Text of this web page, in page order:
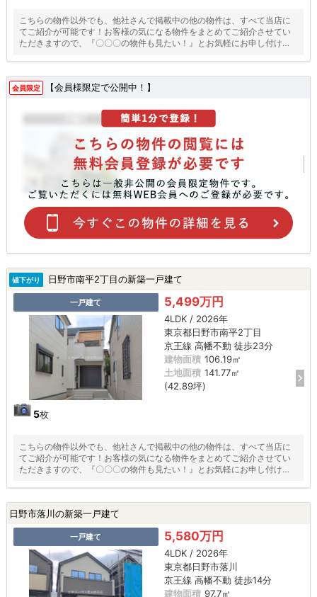
こちらの物件以外でも、他社さんで掲載中の他の物件は、すべて当店に
てご紹介が可能です！お客様の気になる物件をまとめてご紹介させてい
ただきますので、『〇〇〇の物件も見たい！』とお気軽にお申し付けく
会員限定 【会員様限定で公開中！】
値下がり 日野市南平2丁目の新築一戸建て
一戸建て
5枚
5,499万円
4LDK / 2026年
東京都日野市南平2丁目
京王線 高幡不動 徒歩23分
建物面積 106.19㎡
土地面積 141.77㎡
(42.89坪)
こちらの物件以外でも、他社さんで掲載中の他の物件は、すべて当店に
てご紹介が可能です！お客様の気になる物件をまとめてご紹介させてい
ただきますので、『〇〇〇の物件も見たい！』とお気軽にお申し付けく
日野市落川の新築一戸建て
一戸建て 5,580万円
4LDK / 2026年
東京都日野市落川
京王線 高幡不動 徒歩14分
建物面積 97.7㎡